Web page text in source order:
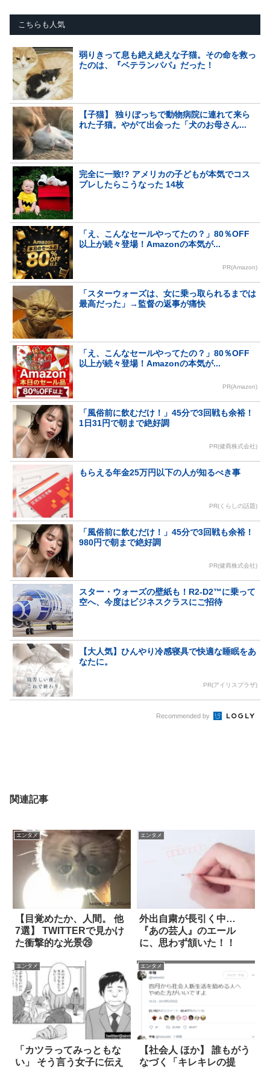
こちらも人気
弱りきって息も絶え絶えな子猫。その命を救っ
たのは、『ベテランパパ』だった！
【子猫】 独りぼっちで動物病院に連れて来ら
れた子猫。やがて出会った「犬のお母さん...
完全に一致!? アメリカの子どもが本気でコス
プレしたらこうなった 14枚
「え、こんなセールやってたの？」80％OFF
以上が続々登場！Amazonの本気が...
PR(Amazon)
「スターウォーズは、女に乗っ取られるまでは
最高だった」→監督の返事が痛快
「え、こんなセールやってたの？」80％OFF
以上が続々登場！Amazonの本気が...
PR(Amazon)
「風俗前に飲むだけ！」45分で3回戦も余裕！
1日31円で朝まで絶好調
PR(健商株式会社)
もらえる年金25万円以下の人が知るべき事
PR(くらしの話題)
「風俗前に飲むだけ！」45分で3回戦も余裕！
980円で朝まで絶好調
PR(健商株式会社)
スター・ウォーズの壁紙も！R2-D2™に乗って
空へ、今度はビジネスクラスにご招待
【大人気】ひんやり冷感寝具で快適な睡眠をあ
なたに。
PR(アイリスプラザ)
Recommended by
関連記事
エンタメ
【目覚めたか、人間。 他
7選】 TWITTERで見かけ
た衝撃的な光景㉙
エンタメ
外出自粛が長引く中…
『あの芸人』のエール
に、思わず頷いた！！
エンタメ
「カツラってみっともな
い」 そう言う女子に伝え
エンタメ
【社会人 ほか】 誰もがう
なづく「キレキレの提